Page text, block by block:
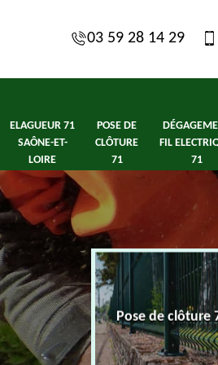
03 59 28 14 29
ELAGUEUR 71
SAÔNE-ET-
LOIRE
POSE DE
CLÔTURE
71
FIL
71
Saône-et-
Pose de clôture